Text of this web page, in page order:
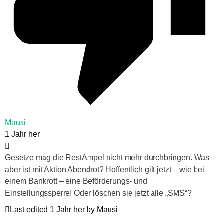
Mausi
1 Jahr her
Gesetze mag die RestAmpel nicht mehr durchbringen. Was
aber ist mit Aktion Abendrot? Hoffentlich gilt jetzt – wie bei
einem Bankrott – eine Beförderungs- und
Einstellungssperre! Oder löschen sie jetzt alle „SMS“?
Last edited 1 Jahr her by Mausi